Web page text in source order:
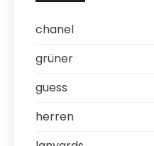
chanel
grüner
guess
herren